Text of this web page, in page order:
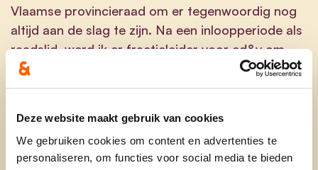
Deze website maakt gebruik van cookies
We gebruiken cookies om content en advertenties te
personaliseren, om functies voor social media te bieden
Vlaamse provincieraad om er tegenwoordig nog
altijd aan de slag te zijn. Na een inloopperiode als
raadslid, werd ik er fractieleider voor cd&v om
tegenwoordig de provincieraad in goede banen te
leiden als voorzitter. Als voorzitter maak je de
bewaak je de democratische werking van de raad.
Van opleiding ben ik jurist. Beroepshalve ben ik
nog steeds advocaat, al oefen ik het beroep nog